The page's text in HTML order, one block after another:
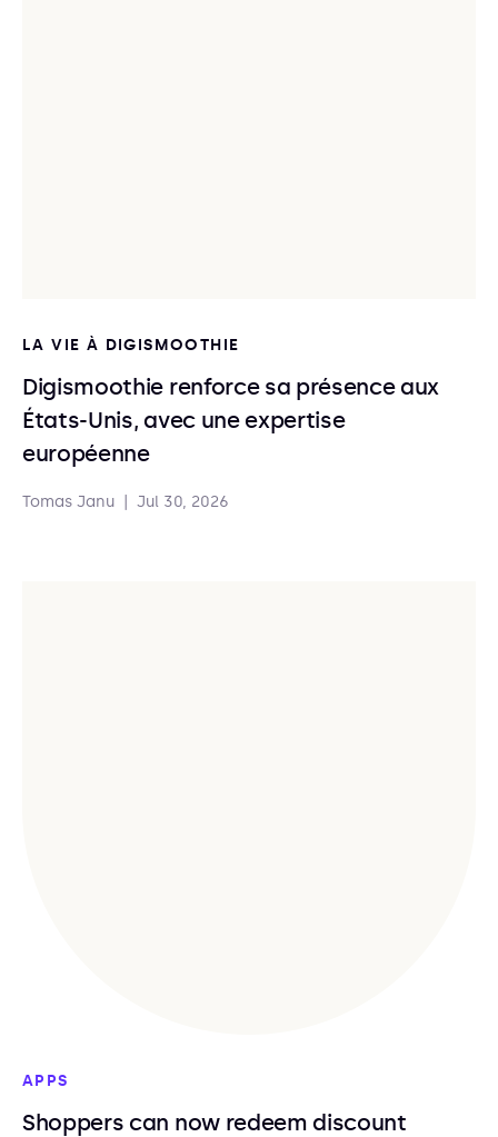
LA VIE À DIGISMOOTHIE
Digismoothie renforce sa présence aux
États-Unis, avec une expertise
européenne
Tomas Janu Jul 30, 2026
APPS
Shoppers can now redeem discount